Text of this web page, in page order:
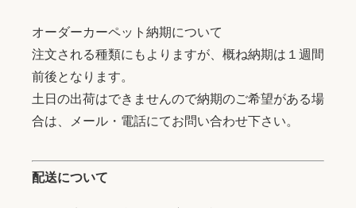
オーダーカーペット納期について
注文される種類にもよりますが、概ね納期は１週間
前後となります。
土日の出荷はできませんので納期のご希望がある場
合は、メール・電話にてお問い合わせ下さい。
配送について